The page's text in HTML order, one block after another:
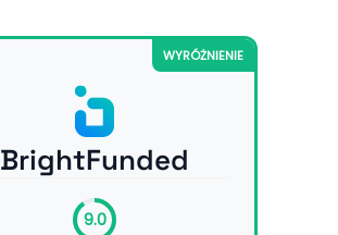
WYRÓŻNIENIE
BrightFunded
9.0